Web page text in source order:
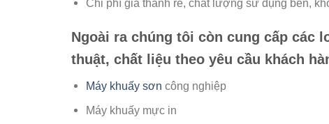
Chi phí giá thành rẻ, chất lượng sử dụng bền,
Ngoài ra chúng tôi còn cung cấp các
thuật, chất liệu theo yêu cầu khách
Máy khuấy sơn công nghiệp
Máy khuấy mực in